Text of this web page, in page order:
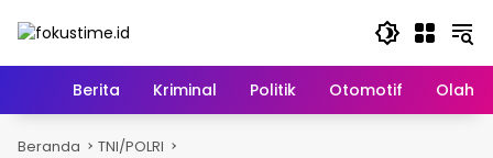
HomeBerita Kriminal Politik Otomotif
Beranda TNI/POLRI